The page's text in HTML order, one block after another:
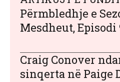
Përmbledhje e
Mesdheut, Episodi
Craig Conover
sinqerta në Paige